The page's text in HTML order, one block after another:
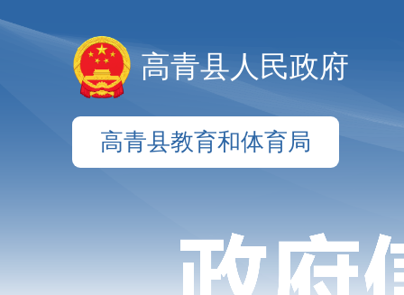
高青县人民政府
高青县教育和体育局